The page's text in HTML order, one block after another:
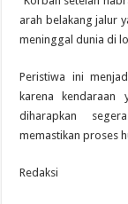
arah belakang jalur
meninggal dunia di
Peristiwa ini
karena kendaraan
diharapkan
memastikan proses
Redaksi